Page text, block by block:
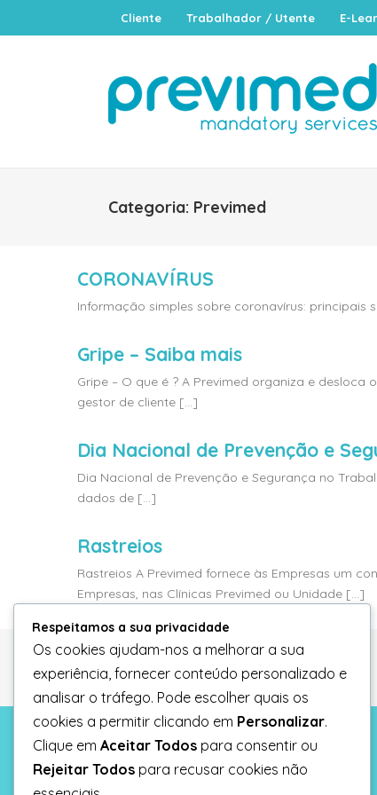
Cliente Trabalhador / Utente E-
Categoria: Previmed
CORONAVÍRUS
Informação simples sobre coronavírus:
Gripe – Saiba mais
Gripe – O que é ? A Previmed organiza e
gestor de cliente [...]
Dia Nacional de Prevenção e
Dia Nacional de Prevenção e Segurança no
dados de [...]
Rastreios
Rastreios A Previmed fornece às Empresas um
Empresas, nas Clínicas Previmed ou Unidade [...]
Informação legal
Respeitamos a sua privacidade
Os cookies ajudam-nos a melhorar a sua
experiência, fornecer conteúdo personalizado e
analisar o tráfego. Pode escolher quais os
cookies a permitir clicando em Personalizar.
Clique em Aceitar Todos para consentir ou
Rejeitar Todos para recusar cookies não